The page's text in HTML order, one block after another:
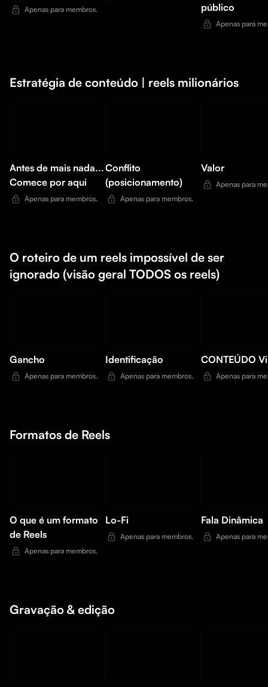
Apenas para membros.
público
Apenas para
Estratégia de conteúdo | reels milionários
Antes de mais nada...
Comece por aqui
Apenas para membros.
Conflito
(posicionamento)
Apenas para membros.
Valor
Apenas para
O roteiro de um reels impossível de ser
ignorado (visão geral TODOS os reels)
Gancho
Apenas para membros.
Identificação
Apenas para membros.
CONTEÚDO
Apenas para
Formatos de Reels
O que é um formato
de Reels
Apenas para membros.
Lo-Fi
Apenas para membros.
Fala Dinâmica
Apenas para
Gravação & edição